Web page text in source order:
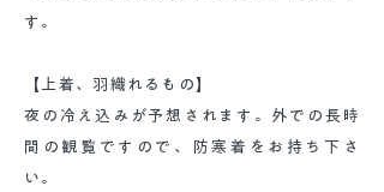
す。
【上着、羽織れるもの】
夜の冷え込みが予想されます。外での長時
間の観覧ですので、防寒着をお持ち下さ
い。